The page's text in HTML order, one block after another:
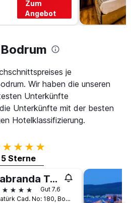
Zum
Angebot
je
Wir haben die unseren
Unterkünfte
Unterkünfte mit der besten
Hotelklassifizierung.
5 Sterne
5 Sterne
Labranda Tmt Bodrum
Gut 7.6
Atatürk Cad. No: 180, Bodrum, Türkei